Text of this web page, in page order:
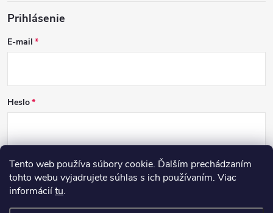
Tento web používa súbory cookie. Ďalším prechádzaním
tohto webu vyjadrujete súhlas s ich používaním. Viac
informáciítu.
Prihlásenie
E-mail
Heslo
PRIHLÁSIŤ SA